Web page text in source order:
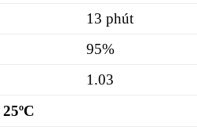
13 phút
95%
1.03
25ºC